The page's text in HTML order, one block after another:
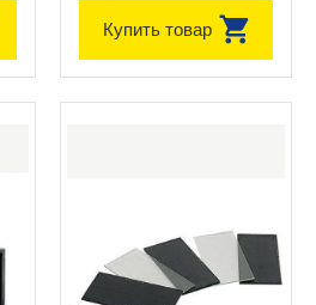
Купить товар